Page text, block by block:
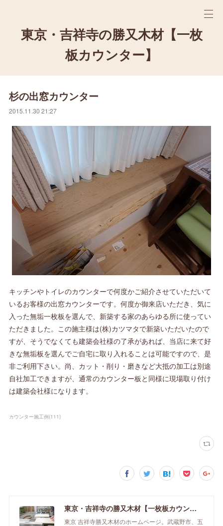
東京・吉祥寺の勝又木材【一枚
板カウンター】
杉の出窓カウンター
2015.11.30 21:27
キッチンやトイレのカウンターで何度かご紹介させていただいて
いるお客様の出窓カウンターです。何度か御来店いただき、気に
入った無垢一枚板を選んで、新築する家のあらゆる所に使ってい
ただきました。この施主様は(株)カツマタで新築いただいたので
すが、そうでなくても建築会社様の了承があれば、当店に来て好
きな無垢板を選んでご自宅に取り入れることは可能ですので、是
非ご利用下さい。尚、カット・削り・磨きなど大抵の加工は別途
自社加工できますが、通常のカウンター板と同様に現場取り付け
は建築会社様になります。
カウンター施工例(111)
東京・吉祥寺の勝又木材【一枚板カウンター】
東京 吉祥寺勝又木材のホームページ。武蔵野市、五